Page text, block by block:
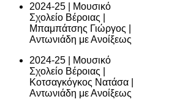
2024-25 | Μουσικό
Σχολείο Βέροιας |
Μπαμπάτσης Γιώργος |
Αντωνιάδη με Ανοίξεως
2024-25 | Μουσικό
Σχολείο Βέροιας |
Κοτσαγκόγκος Νατάσα |
Αντωνιάδη με Ανοίξεως